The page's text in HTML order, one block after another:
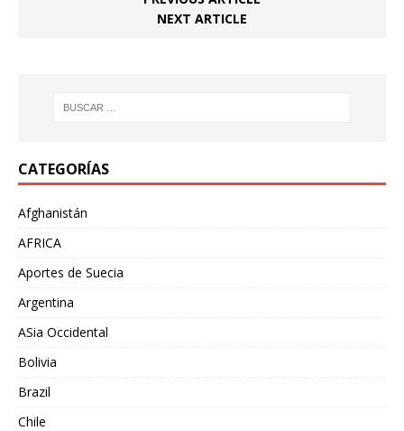
NEXT ARTICLE
CATEGORÍAS
Afghanistán
AFRICA
Aportes de Suecia
Argentina
ASia Occidental
Bolivia
Brazil
Chile